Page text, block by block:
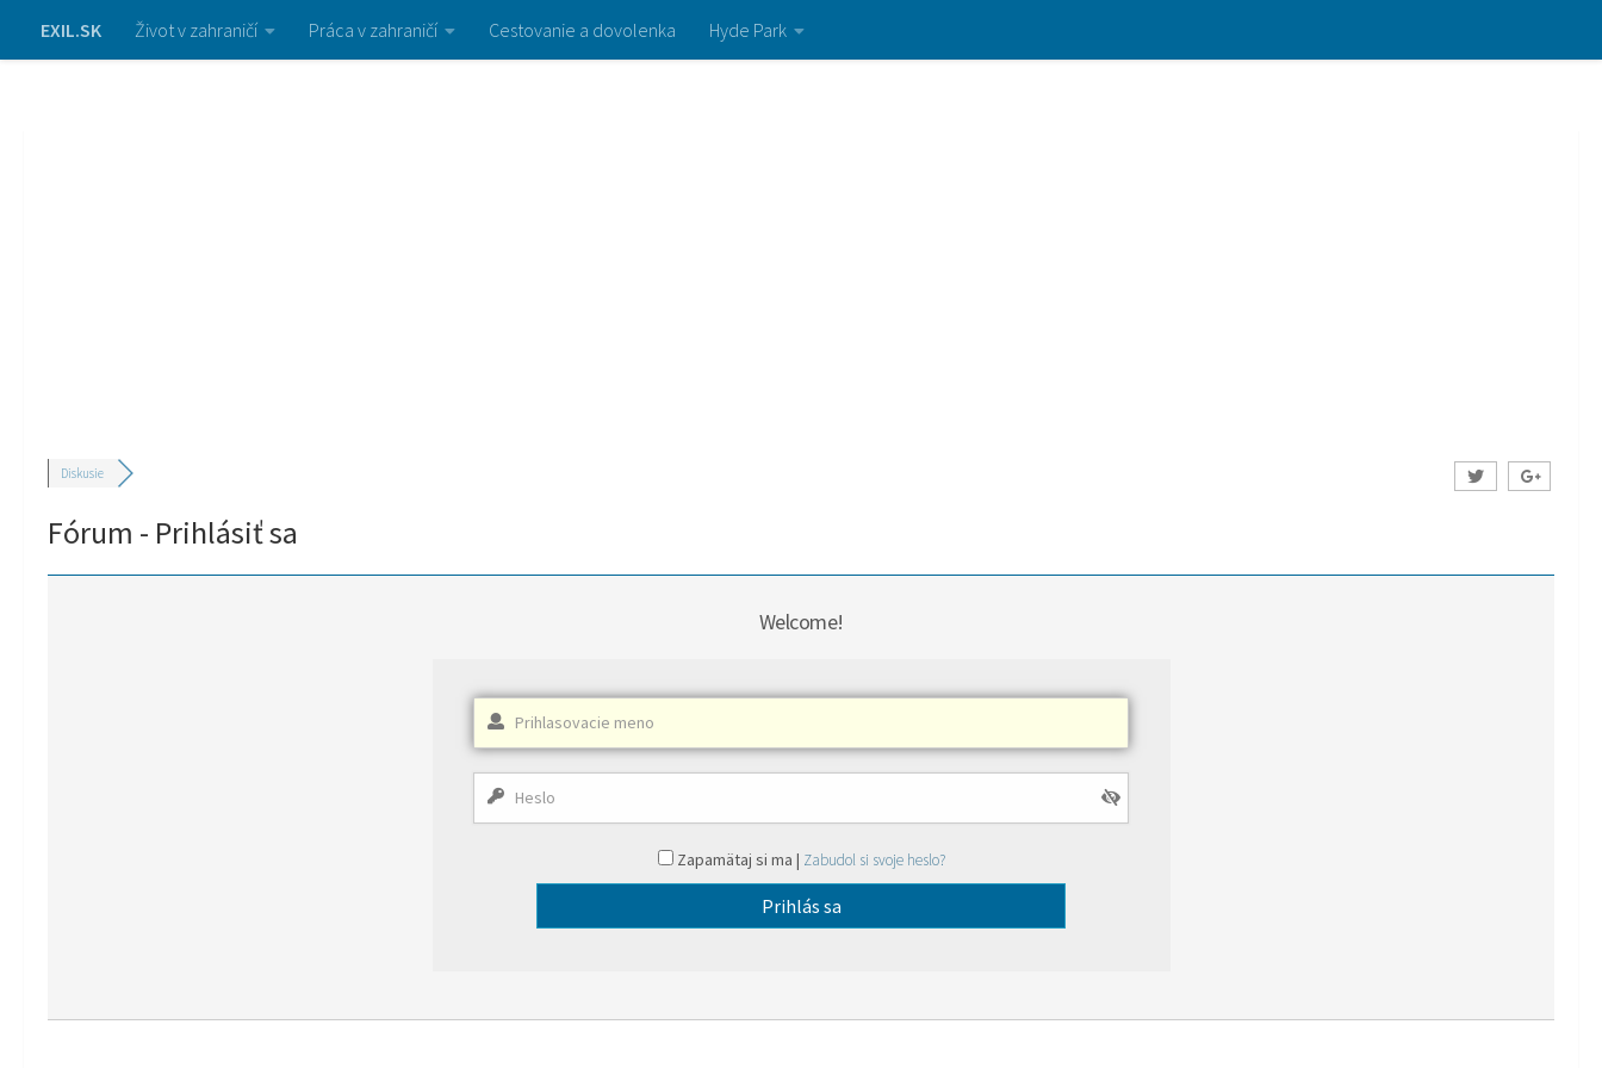
EXIL.SK Život v zahraničí Práca v zahraničí Cestovanie a dovolenka Hyde Park
Diskusie
Fórum - Prihlásiť sa
Welcome!
Zapamätaj si ma | Zabudol si svoje heslo?